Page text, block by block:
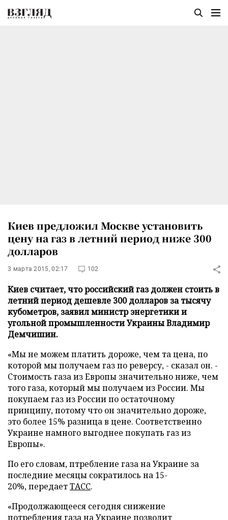
Киев предложил Москве установить
цену на газ в летний период ниже 300
долларов
3 марта 2015, 02:17 102
Киев считает, что российский газ должен стоить в
летний период дешевле 300 долларов за тысячу
кубометров, заявил министр энергетики и
угольной промышленности Украины Владимир
Демчишин.
«Мы не можем платить дороже, чем та цена, по
которой мы получаем газ по реверсу, - сказал он. -
Стоимость газа из Европы значительно ниже, чем
того газа, который мы получаем из России. Мы
покупаем газ из России по остаточному
принципу, потому что он значительно дороже,
это более 15% разница в цене. Соответственно
Украине намного выгоднее покупать газ из
Европы».
По его словам, птребление газа на Украине за
последние месяцы сократилось на 15-
20%,передаетТАСС.
«Продолжающееся сегодня снижение
потребления газа на Украине позволит